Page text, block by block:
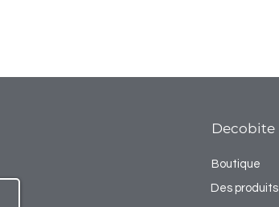
Decobite
Boutique
Des produits